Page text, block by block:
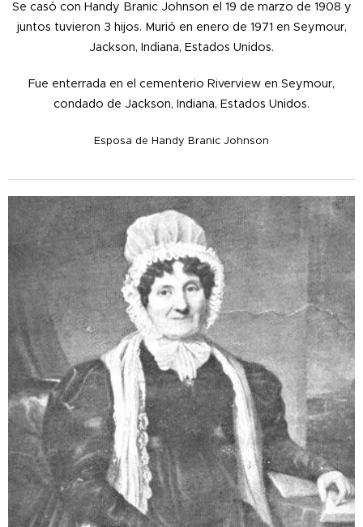
Se casó con Handy Branic Johnson el 19 de marzo de 1908 y
juntos tuvieron 3 hijos. Murió en enero de 1971 en Seymour,
Jackson, Indiana, Estados Unidos.
Fue enterrada en el cementerio Riverview en Seymour,
condado de Jackson, Indiana, Estados Unidos.
Esposa de Handy Branic Johnson